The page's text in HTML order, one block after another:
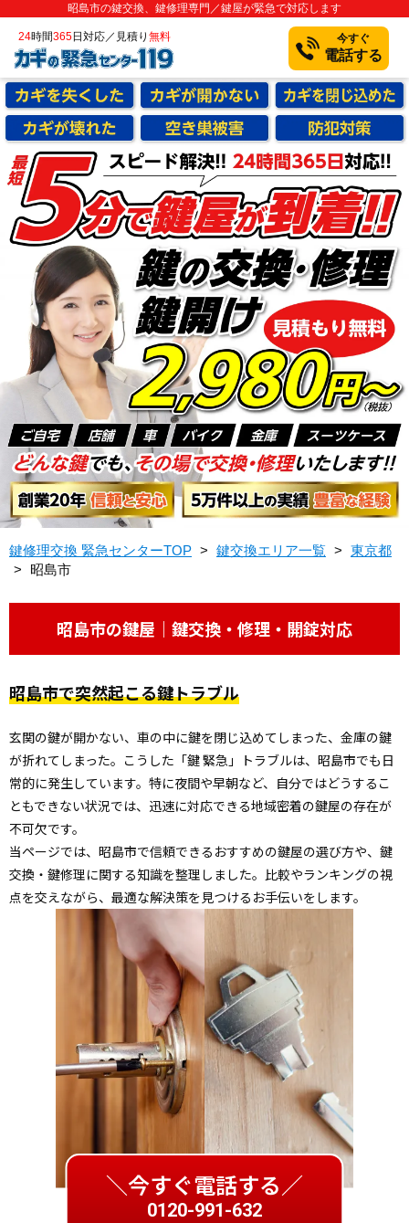
昭島市の鍵交換、鍵修理専門／鍵屋が緊急で対応します
24時間365日対応／見積り 無料 今すぐ
電話する
鍵修理交換 緊急センターTOP > 鍵交換エリア一覧 > 東京都
>
昭島市
昭島市の鍵屋｜鍵交換・修理・開錠対応
昭島市で突然起こる鍵トラブル
玄関の鍵が開かない、車の中に鍵を閉じ込めてしまった、金庫の鍵
が折れてしまった――。こうした「鍵 緊急」トラブルは、昭島市でも日
常的に発生しています。特に夜間や早朝など、自分ではどうするこ
ともできない状況では、迅速に対応できる地域密着の鍵屋の存在が
不可欠です。
当ページでは、昭島市で信頼できるおすすめの鍵屋の選び方や、鍵
交換・鍵修理に関する知識を整理しました。比較やランキングの視
点を交えながら、最適な解決策を見つけるお手伝いをします。
＼今すぐ電話する／
0120-991-632